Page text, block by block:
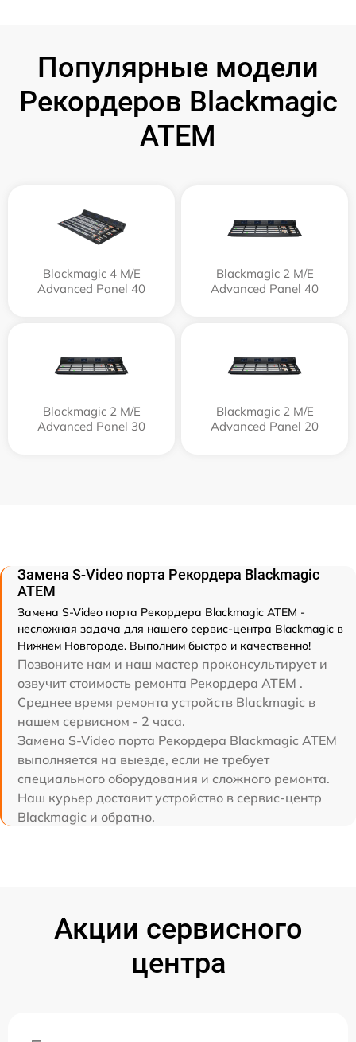
Популярные модели
Рекордеров Blackmagic
ATEM
Blackmagic 4 M/E
Advanced Panel 40
Blackmagic 2 M/E
Advanced Panel 40
Blackmagic 2 M/E
Advanced Panel 30
Blackmagic 2 M/E
Advanced Panel 20
Замена S-Video порта Рекордера Blackmagic
ATEM
Замена S-Video порта Рекордера Blackmagic ATEM -
несложная задача для нашего сервис-центра Blackmagic в
Нижнем Новгороде. Выполним быстро и качественно!
Позвоните нам и наш мастер проконсультирует и
озвучит стоимость ремонта Рекордера ATEM .
Среднее время ремонта устройств Blackmagic в
нашем сервисном - 2 часа.
Замена S-Video порта Рекордера Blackmagic ATEM
выполняется на выезде, если не требует
специального оборудования и сложного ремонта.
Наш курьер доставит устройство в сервис-центр
Blackmagic и обратно.
Акции сервисного
центра